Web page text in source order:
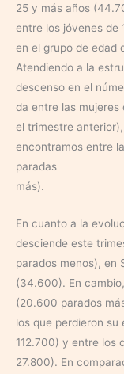
25 y más años
entre los jóvenes de
en el grupo de edad
Atendiendo a la
descenso en el
da entre las
el trimestre
encontramos entre
paradas
más).
En cuanto a la
desciende este
parados menos), en
(34.600). En
(20.600 parados
los que perdieron su
112.700) y entre los
27.800). En